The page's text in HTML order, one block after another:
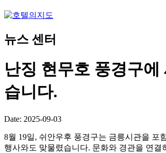
뉴스 센터
난징 현무호 풍경구
습니다.
Date: 2025-09-03
8월 19일, 쉬안우후 풍경구는 금릉시관을 포
행사와도 맞물렸습니다. 문화와 경관을 연